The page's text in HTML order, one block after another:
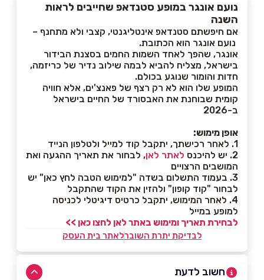
נועם אונגר במופע סטנדאפ שחייבים לראות
השנה
אם חיפשתם סטנדאפ אינטליגנטי, קצבי ולא מתחנף –
נועם אונגר הוא הכתובת.
אונגר, שהפך לאחד השמות החמים בסצנת הבידור
בישראל, מצליח להביא לבמה שילוב נדיר של כריזמה,
חדות והומור שנוגע בכולם.
המופע שלו הוא לא רק רצף של פאנצ'ים, אלא חוויה
קומית שבוחנת את האבסורד של החיים בישראל
ב-2026
אופן מימוש:
1. לאחר רכישתך, יתקבל קוד למייל ולטלפון הנייד
2. יש להיכנס
לאתר לאן, לבחור את תאריך ההגעה ואת
המושבים הרצויים
3. בעמוד התשלום בשדה "למימוש הטבה לחץ כאן" יש
לבחור "קוד קופון" ולהזין את הקוד שהתקבל
4. לאחר המימוש, יתקבל כרטיס דיגיטלי לכניסה
למופע במייל
לבחירת תאריך ומימוש באתר לאן לחצו כאן >>
לבדיקת יתרת השוברלאתר בית העסק
חשוב לדעת